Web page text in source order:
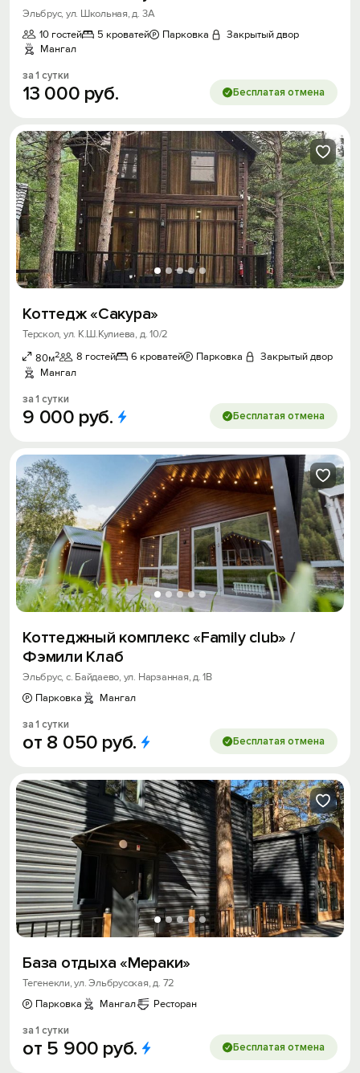
Эльбрус, ул. Школьная, д. 3А
10 гостей
5 кроватей Парковка
Закрытый двор
Мангал
за 1 сутки
13 000 руб. Бесплатая отмена
Коттедж «Сакура»
Терскол, ул. К.Ш.Кулиева, д. 10/2
80м2 8 гостей 6 кроватей Парковка
Закрытый двор
Мангал
за 1 сутки
9 000 руб. Бесплатая отмена
Коттеджный комплекс «Family club» /
Фэмили Клаб
Эльбрус, с. Байдаево, ул. Нарзанная, д. 1В
Парковка
Мангал
за 1 сутки
от 8 050 руб. Бесплатая отмена
База отдыха «Мераки»
Тегенекли, ул. Эльбрусская, д. 72
Парковка
Мангал Ресторан
за 1 сутки
от 5 900 руб. Бесплатая отмена